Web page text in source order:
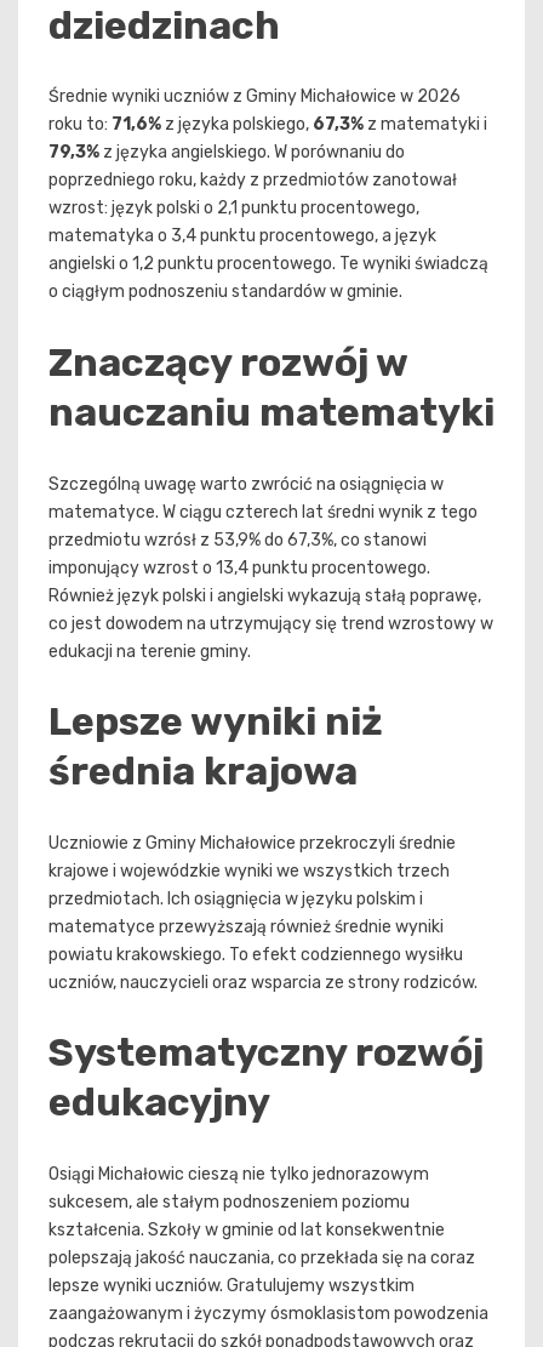
dziedzinach
Średnie wyniki uczniów z Gminy Michałowice w 2026
roku to: 71,6% z języka polskiego, 67,3% z matematyki i
79,3% z języka angielskiego. W porównaniu do
poprzedniego roku, każdy z przedmiotów zanotował
wzrost: język polski o 2,1 punktu procentowego,
matematyka o 3,4 punktu procentowego, a język
angielski o 1,2 punktu procentowego. Te wyniki świadczą
o ciągłym podnoszeniu standardów w gminie.
Znaczący rozwój w
nauczaniu matematyki
Szczególną uwagę warto zwrócić na osiągnięcia w
matematyce. W ciągu czterech lat średni wynik z tego
przedmiotu wzrósł z 53,9% do 67,3%, co stanowi
imponujący wzrost o 13,4 punktu procentowego.
Również język polski i angielski wykazują stałą poprawę,
co jest dowodem na utrzymujący się trend wzrostowy w
edukacji na terenie gminy.
Lepsze wyniki niż
średnia krajowa
Uczniowie z Gminy Michałowice przekroczyli średnie
krajowe i wojewódzkie wyniki we wszystkich trzech
przedmiotach. Ich osiągnięcia w języku polskim i
matematyce przewyższają również średnie wyniki
powiatu krakowskiego. To efekt codziennego wysiłku
uczniów, nauczycieli oraz wsparcia ze strony rodziców.
Systematyczny rozwój
edukacyjny
Osiągi Michałowic cieszą nie tylko jednorazowym
sukcesem, ale stałym podnoszeniem poziomu
kształcenia. Szkoły w gminie od lat konsekwentnie
polepszają jakość nauczania, co przekłada się na coraz
lepsze wyniki uczniów. Gratulujemy wszystkim
zaangażowanym i życzymy ósmoklasistom powodzenia
podczas rekrutacji do szkół ponadpodstawowych oraz